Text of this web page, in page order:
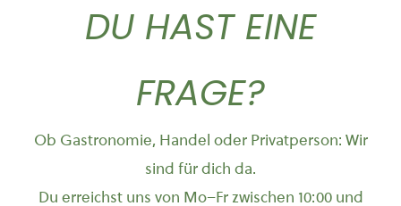
DU HAST EINE
FRAGE?
Ob Gastronomie, Handel oder Privatperson: Wir
sind für dich da.
Du erreichst uns von Mo–Fr zwischen 10:00 und